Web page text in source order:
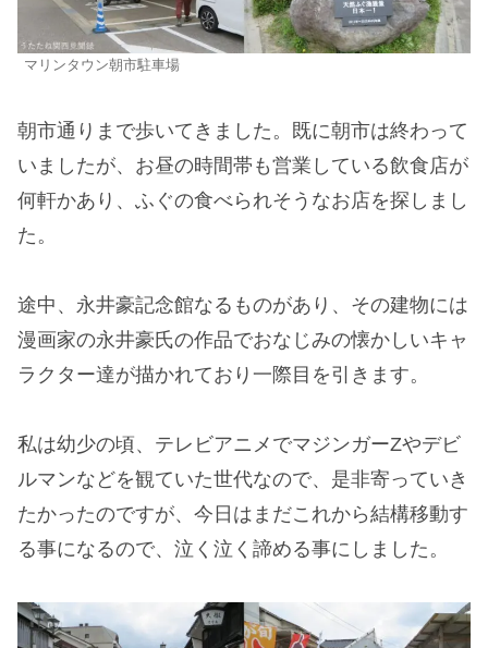
マリンタウン朝市駐車場
朝市通りまで歩いてきました。既に朝市は終わって
いましたが、お昼の時間帯も営業している飲食店が
何軒かあり、ふぐの食べられそうなお店を探しまし
た。
途中、永井豪記念館なるものがあり、その建物には
漫画家の永井豪氏の作品でおなじみの懐かしいキャ
ラクター達が描かれており一際目を引きます。
私は幼少の頃、テレビアニメでマジンガーZやデビ
ルマンなどを観ていた世代なので、是非寄っていき
たかったのですが、今日はまだこれから結構移動す
る事になるので、泣く泣く諦める事にしました。